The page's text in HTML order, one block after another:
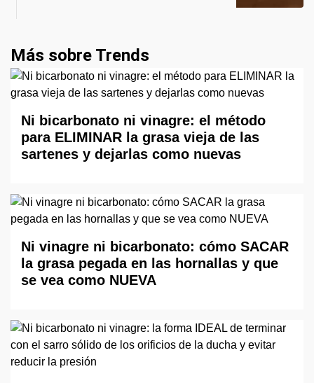
Más sobre Trends
Ni bicarbonato ni vinagre: el método
para ELIMINAR la grasa vieja de las
sartenes y dejarlas como nuevas
Ni vinagre ni bicarbonato: cómo SACAR
la grasa pegada en las hornallas y que
se vea como NUEVA